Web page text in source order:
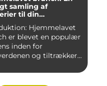
samling af
til din
Hjemmelavet
er blevet en populær
inden for
og tiltrækker